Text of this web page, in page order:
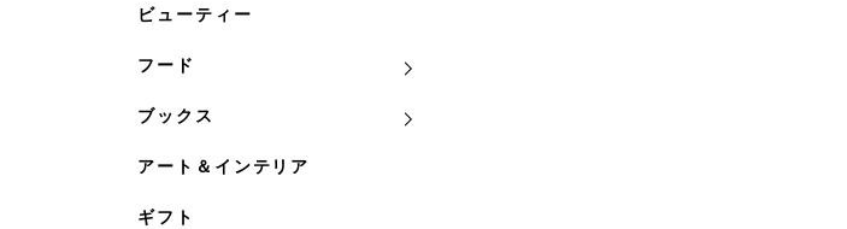
ビューティー
フード
ブックス
アート＆インテリア
ギフト